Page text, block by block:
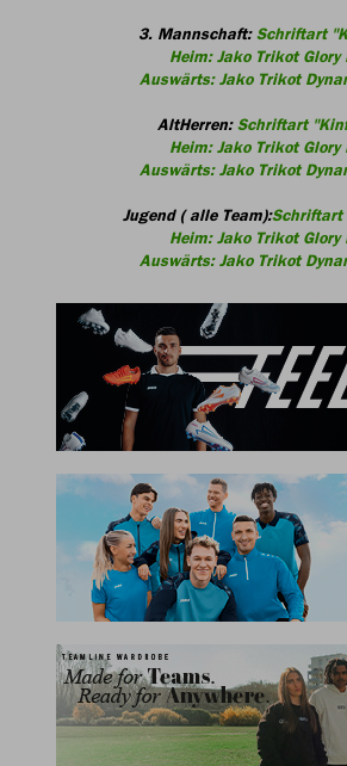
3. Mannschaft: Schriftart
Heim: Jako Trikot Glory
Auswärts: Jako Trikot
AltHerren: Schriftart
Heim: Jako Trikot Glory
Auswärts: Jako Trikot
Jugend ( alle Team):Schriftart
Heim: Jako Trikot Glory
Auswärts: Jako Trikot